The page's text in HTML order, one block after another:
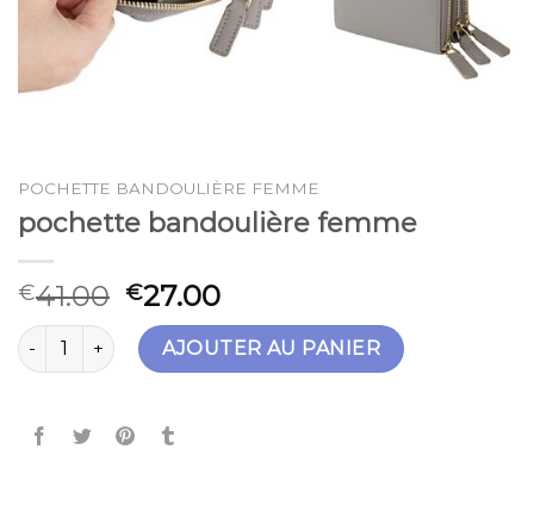
POCHETTE BANDOULIÈRE FEMME
pochette bandoulière femme
€41.00 €27.00
quantité de pochette bandoulière femme
AJOUTER AU PANIER